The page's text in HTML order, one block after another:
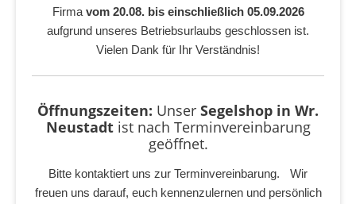
Firma vom 20.08. bis einschließlich 05.09.2026
aufgrund unseres Betriebsurlaubs geschlossen ist.
Vielen Dank für Ihr Verständnis!
Öffnungszeiten: Unser Segelshop in Wr.
Neustadt ist nach Terminvereinbarung
geöffnet.
Bitte kontaktiert uns zur Terminvereinbarung. Wir
freuen uns darauf, euch kennenzulernen und persönlich